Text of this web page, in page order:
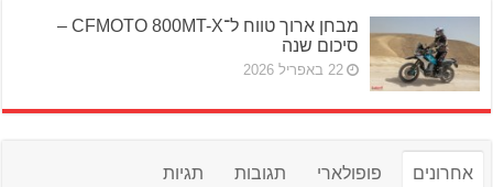
מבחן ארוך טווח ל־CFMOTO 800MT-X –
סיכום שנה
22 באפריל 2026
אחרונים פופולארי תגובות תגיות